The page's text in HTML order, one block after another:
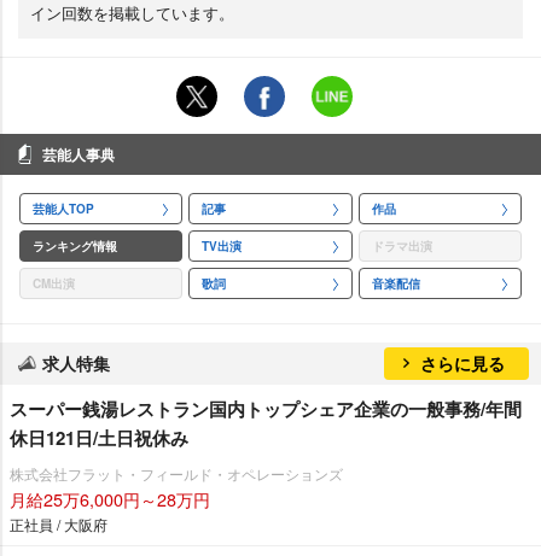
イン回数を掲載しています。
芸能人事典
芸能人TOP 記事 作品
ランキング情報 TV出演 ドラマ出演
CM出演 歌詞 音楽配信
求人特集 さらに見る
スーパー銭湯レストラン国内トップシェア企業の一般事務/年間
休日121日/土日祝休み
株式会社フラット・フィールド・オペレーションズ
月給25万6,000円～28万円
正社員 / 大阪府